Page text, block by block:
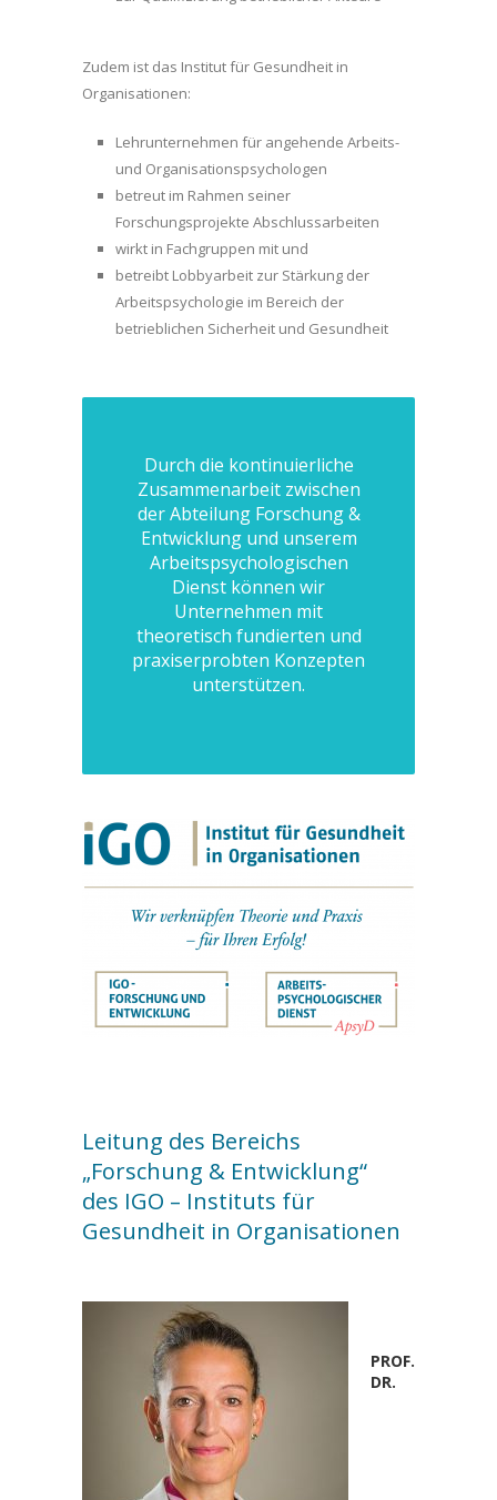
Zudem ist das Institut für Gesundheit in
Organisationen:
Lehrunternehmen für angehende Arbeits-
und Organisationspsychologen
betreut im Rahmen seiner
Forschungsprojekte Abschlussarbeiten
wirkt in Fachgruppen mit und
betreibt Lobbyarbeit zur Stärkung der
Arbeitspsychologie im Bereich der
betrieblichen Sicherheit und Gesundheit
Durch die kontinuierliche
Zusammenarbeit zwischen
der Abteilung Forschung &
Entwicklung und unserem
Arbeitspsychologischen
Dienst können wir
Unternehmen mit
theoretisch fundierten und
praxiserprobten Konzepten
unterstützen.
Leitung des Bereichs
„Forschung & Entwicklung“
des IGO – Instituts für
Gesundheit in Organisationen
PROF.
DR.